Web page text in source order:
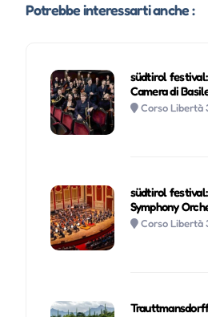
Potrebbe interessarti anche :
südtirol
Camera di
Corso Libertà
südtirol
Symphony
Corso Libertà